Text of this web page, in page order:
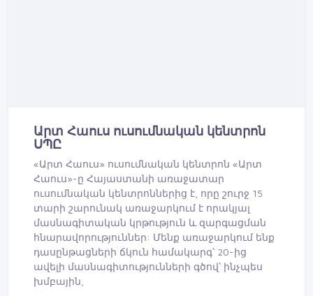
Արտ Հաուս ուսումնական կենտրոն
ՍՊԸ
«Արտ Հաուս» ուսումնական կենտրոն «Արտ
Հաուս»-ը Հայաստանի առաջատար
ուսումնական կենտրոններից է, որը շուրջ 15
տարի շարունակ առաջարկում է որակյալ
մասնագիտական կրթություն և զարգացման
հնարավորություններ: Մենք առաջարկում ենք
դասընթացների ճկուն համակարգ՝ 20-ից
ավելի մասնագիտությունների գծով՝ ինչպես
խմբային,